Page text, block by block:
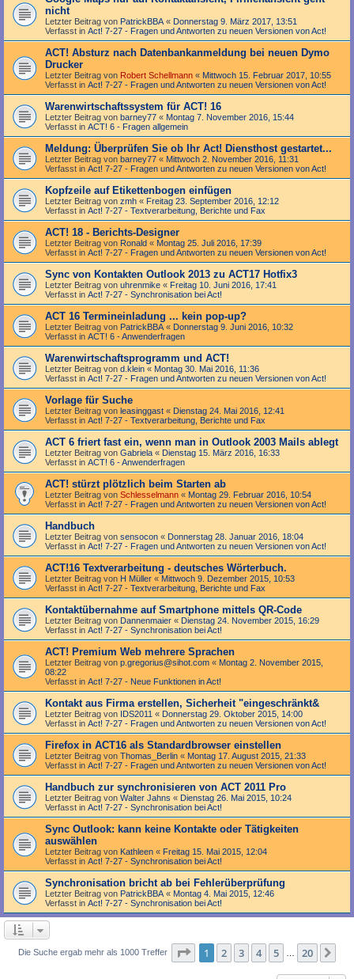
nicht
Letzter Beitrag von PatrickBBA « Donnerstag 9. März 2017, 13:51
Verfasst in Act! 7-27 - Fragen und Antworten zu neuen Versionen von Act!
ACT! Absturz nach Datenbankanmeldung bei neuen Dymo
Drucker
Letzter Beitrag von Robert Schellmann « Mittwoch 15. Februar 2017, 10:55
Verfasst in Act! 7-27 - Fragen und Antworten zu neuen Versionen von Act!
Warenwirtschaftssystem für ACT! 16
Letzter Beitrag von barney77 « Montag 7. November 2016, 15:44
Verfasst in ACT! 6 - Fragen allgemein
Meldung: Überprüfen Sie ob Ihr Act! Diensthost gestartet...
Letzter Beitrag von barney77 « Mittwoch 2. November 2016, 11:31
Verfasst in Act! 7-27 - Fragen und Antworten zu neuen Versionen von Act!
Kopfzeile auf Etikettenbogen einfügen
Letzter Beitrag von zmh « Freitag 23. September 2016, 12:12
Verfasst in Act! 7-27 - Text­­ver­arbei­tung, Berichte und Fax
ACT! 18 - Berichts-Designer
Letzter Beitrag von Ronald « Montag 25. Juli 2016, 17:39
Verfasst in Act! 7-27 - Fragen und Antworten zu neuen Versionen von Act!
Sync von Kontakten Outlook 2013 zu ACT17 Hotfix3
Letzter Beitrag von uhrenmike « Freitag 10. Juni 2016, 17:41
Verfasst in Act! 7-27 - Synchronisation bei Act!
ACT 16 Termineinladung ... kein pop-up?
Letzter Beitrag von PatrickBBA « Donnerstag 9. Juni 2016, 10:32
Verfasst in ACT! 6 - Anwender­fragen
Warenwirtschaftsprogramm und ACT!
Letzter Beitrag von d.klein « Montag 30. Mai 2016, 11:36
Verfasst in Act! 7-27 - Fragen und Antworten zu neuen Versionen von Act!
Vorlage für Suche
Letzter Beitrag von leasinggast « Dienstag 24. Mai 2016, 12:41
Verfasst in Act! 7-27 - Text­­ver­arbei­tung, Berichte und Fax
ACT 6 friert fast ein, wenn man in Outlook 2003 Mails ablegt
Letzter Beitrag von Gabriela « Dienstag 15. März 2016, 16:33
Verfasst in ACT! 6 - Anwender­fragen
ACT! stürzt plötzlich beim Starten ab
Letzter Beitrag von Schlesselmann « Montag 29. Februar 2016, 10:54
Verfasst in Act! 7-27 - Fragen und Antworten zu neuen Versionen von Act!
Handbuch
Letzter Beitrag von sensocon « Donnerstag 28. Januar 2016, 18:04
Verfasst in Act! 7-27 - Fragen und Antworten zu neuen Versionen von Act!
ACT!16 Textverarbeitung - deutsches Wörterbuch.
Letzter Beitrag von H Müller « Mittwoch 9. Dezember 2015, 10:53
Verfasst in Act! 7-27 - Text­­ver­arbei­tung, Berichte und Fax
Kontaktübernahme auf Smartphone mittels QR-Code
Letzter Beitrag von Dannenmaier « Dienstag 24. November 2015, 16:29
Verfasst in Act! 7-27 - Synchronisation bei Act!
ACT! Premium Web mehrere Sprachen
Letzter Beitrag von p.gregorius@sihot.com « Montag 2. November 2015,
08:22
Verfasst in Act! 7-27 - Neue Funktionen in Act!
Kontakt aus Firma erstellen, Sicherheit "eingeschränkt&
Letzter Beitrag von IDS2011 « Donnerstag 29. Oktober 2015, 14:00
Verfasst in Act! 7-27 - Fragen und Antworten zu neuen Versionen von Act!
Firefox in ACT16 als Standardbrowser einstellen
Letzter Beitrag von Thomas_Berlin « Montag 17. August 2015, 21:33
Verfasst in Act! 7-27 - Fragen und Antworten zu neuen Versionen von Act!
Handbuch zur synchronisieren von ACT 2011 Pro
Letzter Beitrag von Walter Jahns « Dienstag 26. Mai 2015, 10:24
Verfasst in Act! 7-27 - Synchronisation bei Act!
Sync Outlook: kann keine Kontakte oder Tätigkeiten
auswählen
Letzter Beitrag von Kathleen « Freitag 15. Mai 2015, 12:04
Verfasst in Act! 7-27 - Synchronisation bei Act!
Synchronisation bricht ab bei Fehlerüberprüfung
Letzter Beitrag von PatrickBBA « Montag 4. Mai 2015, 12:46
Verfasst in Act! 7-27 - Synchronisation bei Act!
Die Suche ergab mehr als 1000 Treffer Seite 1von 20
1 2 3 4 5 20